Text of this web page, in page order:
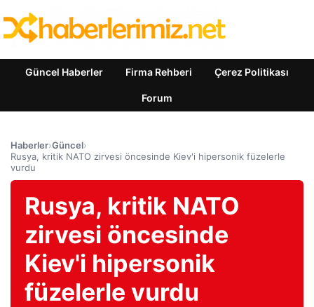
Güncel Haberler Firma Rehberi Çerez Politikası
Forum
Haberler›Güncel›
Rusya, kritik NATO zirvesi öncesinde Kiev'i hipersonik füzelerle
vurdu
Rusya, kritik NATO
zirvesi öncesinde
Kiev'i hipersonik
füzelerle vurdu